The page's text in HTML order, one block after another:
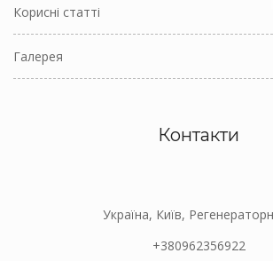
Корисні статті
Галерея
Контакти
Україна, Київ,
+380962356922